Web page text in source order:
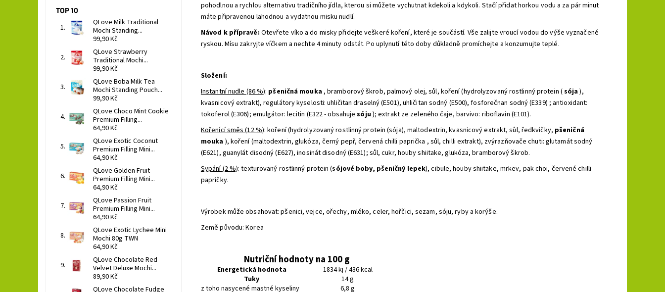
pohodlnou a rychlou alternativu tradičního jídla, kterou si můžete vychutnat kdekoli a kdykoli. Stačí přidat horkou vodu a za pár minut
máte připravenou lahodnou a vydatnou misku nudlí.
Návod k přípravě: Otevřete víko a do misky přidejte veškeré koření, které je součástí. Vše zalijte vroucí vodou do výše vyznačené
ryskou. Mísu zakryjte víčkem a nechte 4 minuty odstát. Po uplynutí této doby důkladně promíchejte a konzumujte teplé.
Složení:
Instantní nudle (86 %): pšeničná mouka, bramborový škrob, palmový olej, sůl, koření (hydrolyzovaný rostlinný protein (sója),
kvasnicový extrakt), regulátory kyselosti: uhličitan draselný (E501), uhličitan sodný (E500), fosforečnan sodný (E339) ; antioxidant:
tokoferol (E306); emulgátor: lecitin (E322 - obsahujesóju); extrakt ze zeleného čaje, barvivo: riboflavin (E101).
Kořenící směs (12 %): koření (hydrolyzovaný rostlinný protein (sója), maltodextrin, kvasnicový extrakt, sůl, ředkvičky, pšeničná
mouka ), koření (maltodextrin, glukóza, černý pepř, červená chilli paprička , sůl, chilli extrakt), zvýrazňovače chuti: glutamát sodný
(E621), guanylát disodný (E627), inosinát disodný (E631); sůl, cukr, houby shiitake, glukóza, bramborový škrob.
Sypání (2 %): texturovaný rostlinný protein (sójové boby, pšeničný lepek), cibule, houby shiitake, mrkev, pak choi, červené chilli
papričky.
Výrobek může obsahovat: pšenici, vejce, ořechy, mléko, celer, hořčici, sezam, sóju, ryby a korýše.
Země původu: Korea
Nutriční hodnoty na 100 g
Energetická hodnota
1834 kj / 436 kcal
Tuky
14 g
z toho nasycené mastné kyseliny
6,8 g
TOP 10
QLove Milk Traditional
Mochi Standing...
99,90 Kč
QLove Strawberry
Traditional Mochi...
99,90 Kč
QLove Boba Milk Tea
Mochi Standing Pouch...
99,90 Kč
QLove Choco Mint Cookie
Premium Filling...
64,90 Kč
QLove Exotic Coconut
Premium Filling Mini...
64,90 Kč
QLove Golden Fruit
Premium Filling Mini...
64,90 Kč
QLove Passion Fruit
Premium Filling Mini...
64,90 Kč
QLove Exotic Lychee Mini
Mochi 80g TWN
64,90 Kč
QLove Chocolate Red
Velvet Deluxe Mochi...
89,90 Kč
QLove Chocolate Fudge